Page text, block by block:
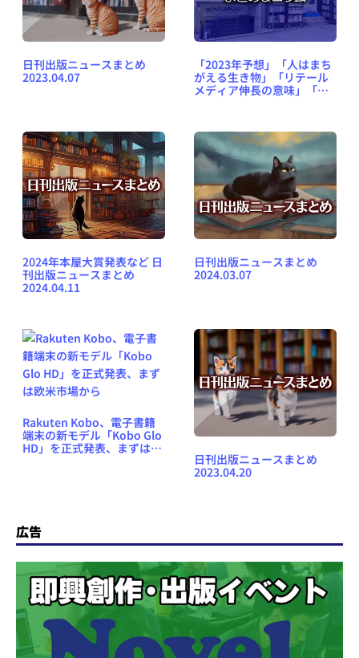
日刊出版ニュースまとめ
2023.04.07
「2023年予想」「人はまち
がえる生き物」「リテール
メディア伸長の意味」「物
ム #554（2023年1月8日～
14日）
2024年本屋大賞発表など 日
刊出版ニュースまとめ
2024.04.11
日刊出版ニュースまとめ
2024.03.07
Rakuten Kobo、電子書籍
端末の新モデル「Kobo Glo
HD」を正式発表、まずは欧
日刊出版ニュースまとめ
2023.04.20
広告